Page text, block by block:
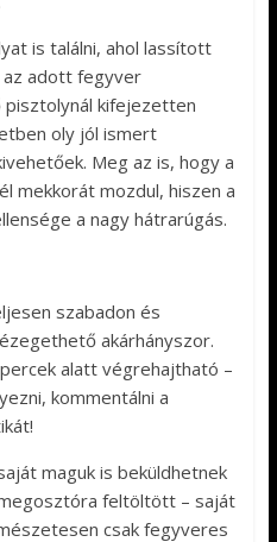
is találni, ahol lassított
adott fegyver
kifejezetten
oly jól ismert
Meg az is, hogy a
mekkorát mozdul, hiszen a
a nagy hátrarúgás.
szabadon és
akárhányszor.
alatt végrehajtható –
kommentálni a
maguk is beküldhetnek
feltöltött – saját
csak fegyveres